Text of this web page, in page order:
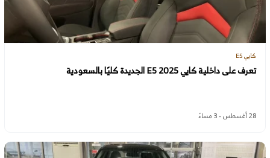
كايي E5
تعرف على داخلية كايي E5 2025 الجديدة كليًا بالسعودية
28 أغسطس - 3 مساءً